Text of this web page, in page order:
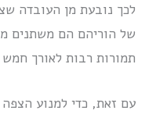
לכך נובעת מן העובדה
של הוריהם הם משתנים
תמורות רבות לאורך
עם זאת, כדי למנוע